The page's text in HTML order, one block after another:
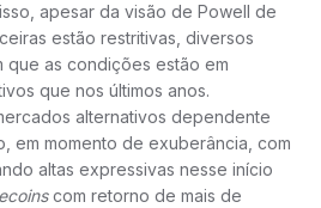
apesar da visão de Powell de
estão restritivas, diversos
que as condições estão em
que nos últimos anos.
alternativos dependente
em momento de exuberância, com
altas expressivas nesse início
com retorno de mais de